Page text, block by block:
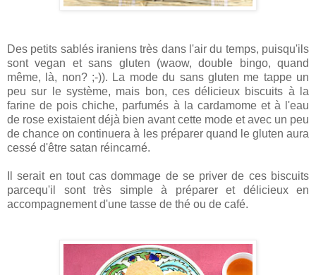
Des petits sablés iraniens très dans l'air du temps, puisqu'ils
sont vegan et sans gluten (waow, double bingo, quand
même, là, non? ;-)). La mode du sans gluten me tappe un
peu sur le système, mais bon, ces délicieux biscuits à la
farine de pois chiche, parfumés à la cardamome et à l'eau
de rose existaient déjà bien avant cette mode et avec un peu
de chance on continuera à les préparer quand le gluten aura
cessé d'être satan réincarné.
Il serait en tout cas dommage de se priver de ces biscuits
parcequ'il sont très simple à préparer et délicieux en
accompagnement d'une tasse de thé ou de café.